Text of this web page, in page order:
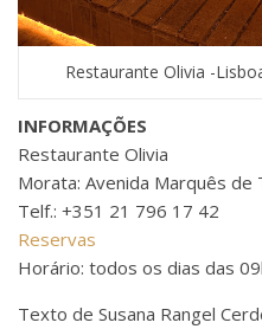
Restaurante Olivia -
INFORMAÇÕES
Restaurante Olivia
Morata: Avenida Marquês
Telf.: +351 21 796 17 42
Reservas
Horário: todos os dias das
Texto de Susana Rangel